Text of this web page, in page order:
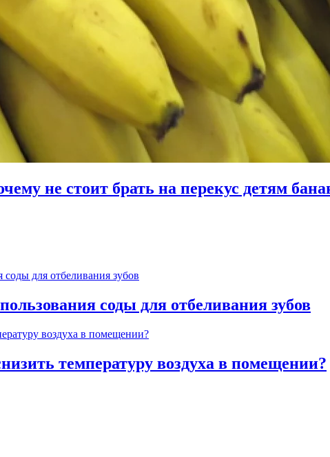
не стоит брать на перекус детям
соды для отбеливания зубов
температуру воздуха в помещении?